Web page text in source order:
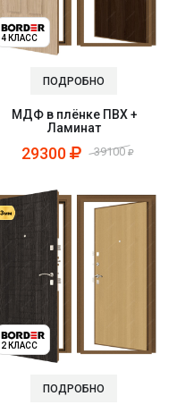
4 КЛАСС
ПОДРОБНО
МДФ в плёнке ПВХ +
Ламинат
29300 39100
2 КЛАСС
ПОДРОБНО